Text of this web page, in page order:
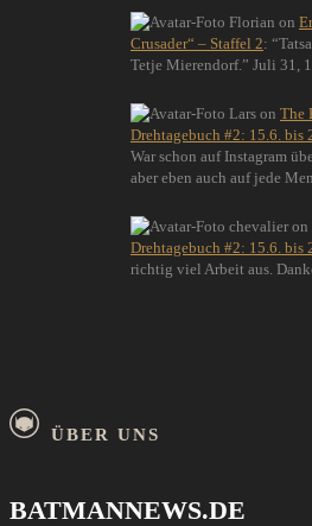
Florian on
Crusader“ – Staffel 2: “
Tetje Mierendorf. ” Juli 31,
Lars on The
Drehtagebuch #2: 15.6. bis
War schon auf Instagram
aber eben auch auf jede
chevalier on
Drehtagebuch #2: 15.6. bis
richtig viel Arbeit aus.
ÜBER UNS
BATMANNEWS.DE